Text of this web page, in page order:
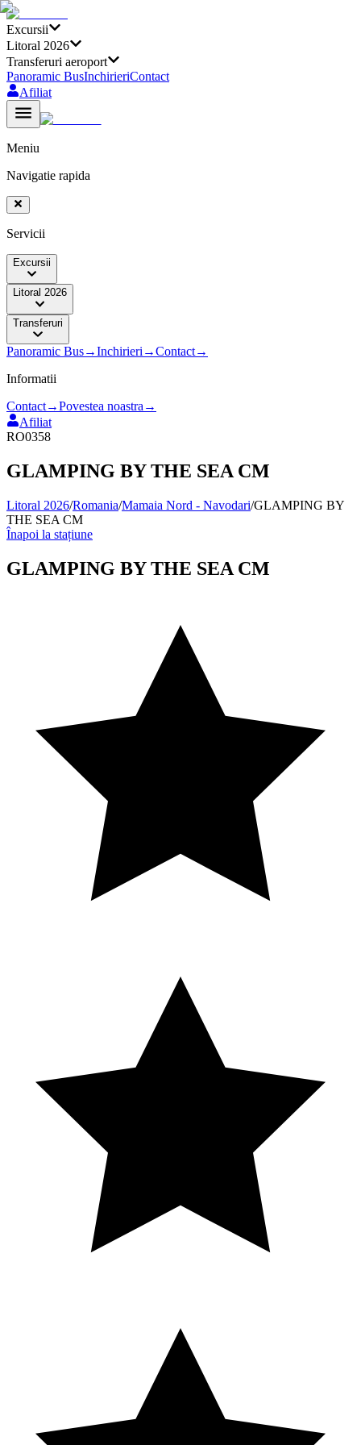
Excursii
Litoral 2026
Transferuri aeroport
Panoramic BusInchirieriContact
Afiliat
Meniu
Navigatie rapida
Servicii
Excursii
Litoral 2026
Transferuri
Panoramic Bus→Inchirieri →Contact→
Informatii
Contact→Povestea noastra →
Afiliat
RO0358
GLAMPING BY THE SEA CM
Litoral 2026/Romania/Mamaia Nord - Navodari/GLAMPING BY
THE SEA CM
Înapoi la stațiune
GLAMPING BY THE SEA CM